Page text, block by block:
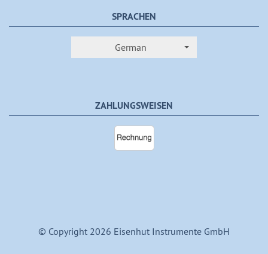
SPRACHEN
German
ZAHLUNGSWEISEN
© Copyright 2026 Eisenhut Instrumente GmbH